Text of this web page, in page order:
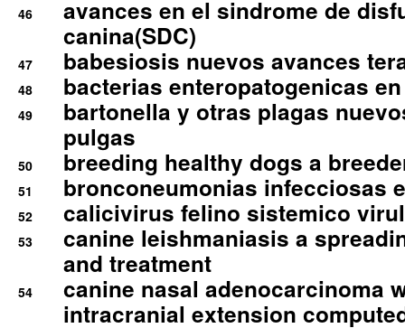
46
avances en el sindrome de
canina(SDC)
47 babesiosis nuevos avances
48 bacterias enteropatogenicas
49
bartonella y otras plagas
pulgas
50 breeding healthy dogs a
51 bronconeumonias infecciosas
52 calicivirus felino sistemico
53
canine leishmaniasis a
and treatment
54
canine nasal adenocarcinoma
intracranial extension